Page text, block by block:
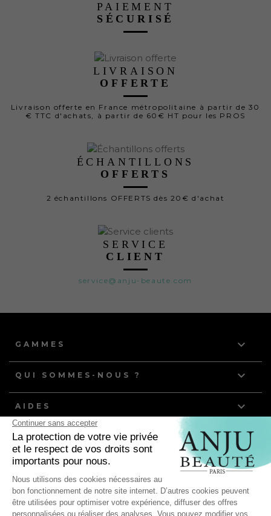
PAIEMENT
SÉCURISÉ
LIVRAISON
OFFERTE
Livraison offerte en France métropolitaine à partir de 30
€ TTC d'achats, à partir de 60€ HT pour les PROS
ÉCHANTILLONS
OFFERTS
2 échantillons OFFERTS dès 20€ d'achat
SERVICE
CLIENT
service@anju-beaute.com
GAMMES 
QUI SOMMES-NOUS ? 
AIDES 
NOS DERNIERS ARTICLES
Quelle routine de toilettage pour les chiens et chats à
poils gras ?
Anju Beauté, partenaire de l'équipe de France d'Agility